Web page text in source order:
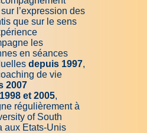
l’expression des
que sur le sens
les
en séances
depuis 1997,
de vie
2007
et 2005,
régulièrement à
of South
aux Etats-Unis